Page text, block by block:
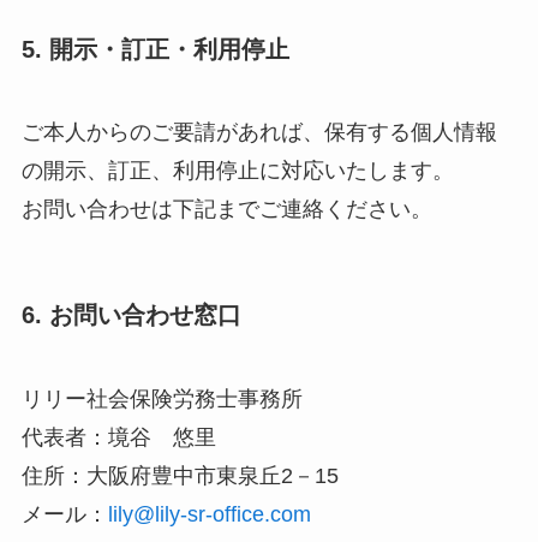
5. 開示・訂正・利用停止
ご本人からのご要請があれば、保有する個人情報
の開示、訂正、利用停止に対応いたします。
お問い合わせは下記までご連絡ください。
6. お問い合わせ窓口
リリー社会保険労務士事務所
代表者：境谷 悠里
住所：大阪府豊中市東泉丘2－15
メール： lily@lily-sr-office.com